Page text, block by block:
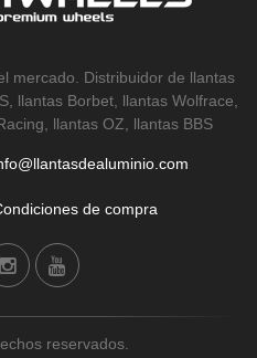
mercado. Distribuidor de llantas
llantas Borbet, llantas Wolfrace,
llantas OZ, llantas BBS
de compra
reservados.